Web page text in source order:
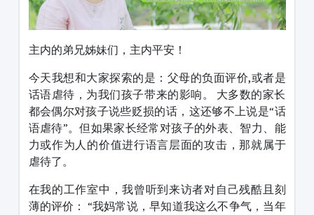
主内的弟兄姊妹们，主内平安！
今天我想和大家探索的是：父母的负面评价,或者是
话语虐待，为我们孩子带来的影响。 大多数的家长
都会偶尔对孩子说些贬损的话，这还够不上说是“话
语虐待”。但如果家长经常对孩子的外表、智力、能
力或作为人的价值进行语言层面的攻击，那就属于
虐待了。
在我的工作室中，我曾听到来访者对自己残酷且刻
薄的评价： “我妈常说，早知道我这么不争气，当年